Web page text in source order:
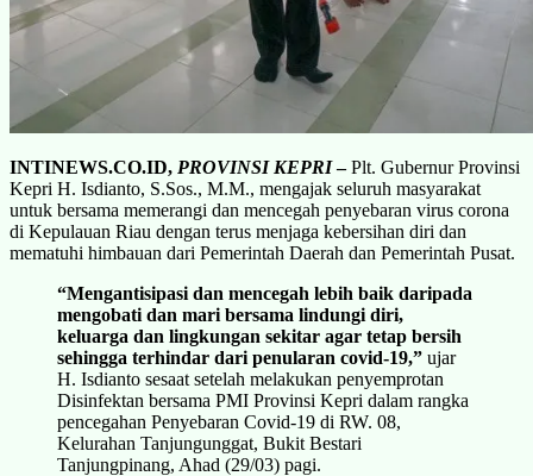
INTINEWS.CO.ID, PROVINSI KEPRI–Plt. Gubernur Provinsi
Kepri H. Isdianto, S.Sos., M.M., mengajak seluruh masyarakat
untuk bersama memerangi dan mencegah penyebaran virus corona
di Kepulauan Riau dengan terus menjaga kebersihan diri dan
mematuhi himbauan dari Pemerintah Daerah dan Pemerintah Pusat.
“Mengantisipasi dan mencegah lebih baik daripada
mengobati dan mari bersama lindungi diri,
keluarga dan lingkungan sekitar agar tetap bersih
sehingga terhindar dari penularan covid-19,” ujar
H. Isdianto sesaat setelah melakukan penyemprotan
Disinfektan bersama PMI Provinsi Kepri dalam rangka
pencegahan Penyebaran Covid-19 di RW. 08,
Kelurahan Tanjungunggat, Bukit Bestari
Tanjungpinang, Ahad (29/03) pagi.